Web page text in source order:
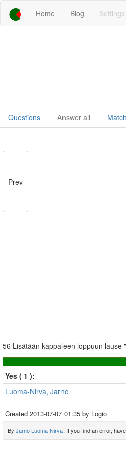
Home Blog Settings
Questions Answer all
Prev
56 Lisätään kappaleen loppuun
Yes ( 1 ):
Luoma-Nirva, Jarno
Created 2013-07-07 01:35 by Logio
By Jarno Luoma-Nirva. If you find an error,